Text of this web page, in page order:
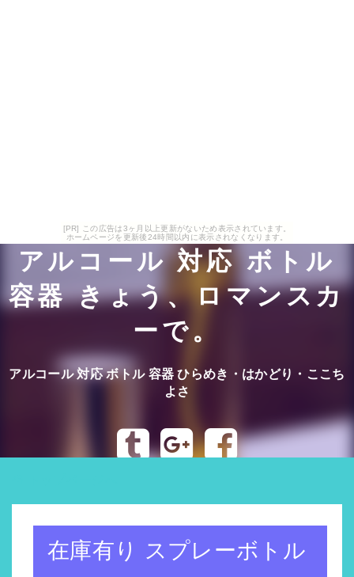
[PR] この広告は3ヶ月以上更新がないため表示されています。
ホームページを更新後24時間以内に表示されなくなります。
アルコール 対応 ボトル
容器 きょう、ロマンスカ
ーで。
アルコール 対応 ボトル 容器 ひらめき・はかどり・ここち
よさ
在庫有り スプレーボトル